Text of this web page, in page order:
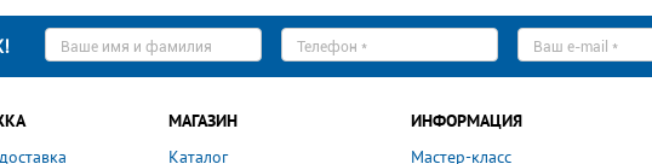
Ваше
имя
*
Телефон
*
E-
mail
*
МАГАЗИН
Каталог
ИНФОРМАЦИЯ
Мастер-класс